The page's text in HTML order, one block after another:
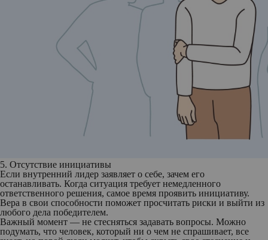
5. Отсутствие инициативы
Если внутренний лидер заявляет о себе, зачем его
останавливать. Когда ситуация требует немедленного
ответственного решения, самое время проявить инициативу.
Вера в свои способности поможет просчитать риски и выйти из
любого дела победителем.
Важный момент — не стесняться задавать вопросы. Можно
подумать, что человек, который ни о чем не спрашивает, все